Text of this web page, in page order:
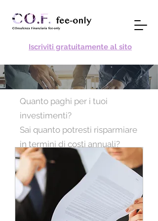
Iscriviti gratuitamente al sito
Quanto paghi per i tuoi
investimenti?
Sai quanto potresti risparmiare
in termini di costi annuali?
Pagare anche solo l’1% all’anno
del valore investito può
determinare in vent’anni una
perdita,
in termini di mancati